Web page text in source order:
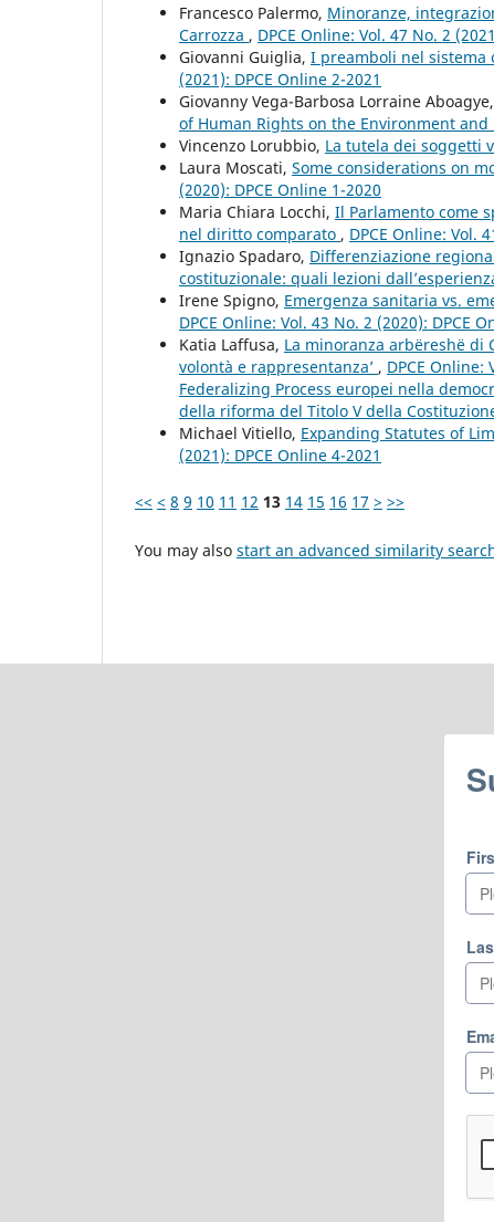
Francesco Palermo, Minoranze,
Carrozza , DPCE Online: Vol. 47 No. 2
Giovanni Guiglia, I preamboli nel sistema
(2021): DPCE Online 2-2021
Giovanny Vega-Barbosa Lorraine Aboagye,
of Human Rights on the Environment and
Vincenzo Lorubbio, La tutela dei soggetti
Laura Moscati, Some considerations on
(2020): DPCE Online 1-2020
Maria Chiara Locchi, Il Parlamento come
nel diritto comparato , DPCE Online: Vol.
Ignazio Spadaro, Differenziazione
costituzionale: quali lezioni
Irene Spigno, Emergenza sanitaria vs.
DPCE Online: Vol. 43 No. 2 (2020): DPCE
Katia Laffusa, La minoranza arbëreshë
volontà e rappresentanza’ , DPCE Online:
Federalizing Process europei nella
della riforma del Titolo V della
Michael Vitiello, Expanding Statutes of
(2021): DPCE Online 4-2021
<< < 8 9 10 11 12 13 14 15 16 17 > >>
You may also start an advanced similarity